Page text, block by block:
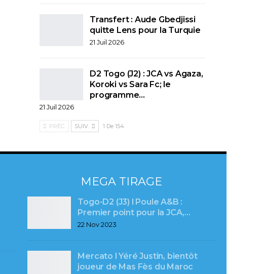
Transfert : Aude Gbedjissi
quitte Lens pour la Turquie
21 Juil 2026
D2 Togo (J2) : JCA vs Agaza,
Koroki vs Sara Fc; le
programme…
21 Juil 2026
PRÉC. SUIV. 1 De 154
MEGA TIRAGE
Togo-D2 (J3) l Poule A&B :
Premier point pour la JCA,…
22 Nov 2023
Mercato l Yéré Justin, bientôt
joueur de Mas Fès du Maroc